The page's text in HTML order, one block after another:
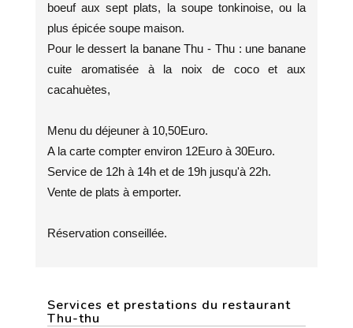
boeuf aux sept plats, la soupe tonkinoise, ou la
plus épicée soupe maison.
Pour le dessert la banane Thu - Thu : une banane
cuite aromatisée à la noix de coco et aux
cacahuètes,
Menu du déjeuner à 10,50Euro.
A la carte compter environ 12Euro à 30Euro.
Service de 12h à 14h et de 19h jusqu'à 22h.
Vente de plats à emporter.
Réservation conseillée.
Services et prestations du restaurant
Thu-thu